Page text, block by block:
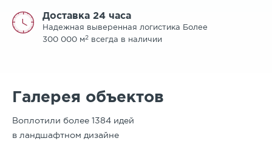
Доставка 24 часа
Надежная выверенная логистика Более
300 000 м2 всегда в наличии
Галерея объектов
Воплотили более 1384 идей
в ландшафтном дизайне